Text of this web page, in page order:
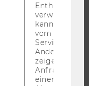
Enthält ein
verwendet
kann, um
vom AMP-
Service
Andere
zeigen Opt-
Anfrage im
einen Fehler